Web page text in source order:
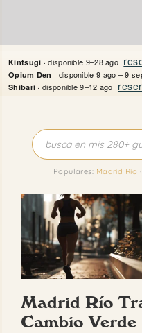
Kintsugi · disponible 9–28 ago
Opium Den · disponible 9 ago – 9
Shibari · disponible 9–12 ago
al
contenido
Quién
Mi
Populares: Madrid Rio ·
Madrid Río
Cambio Verde